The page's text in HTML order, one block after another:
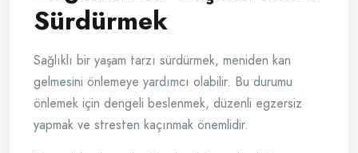
Sürdürmek
Sağlıklı bir yaşam tarzı sürdürmek, meniden kan
gelmesini önlemeye yardımcı olabilir. Bu durumu
önlemek için dengeli beslenmek, düzenli egzersiz
yapmak ve stresten kaçınmak önemlidir.